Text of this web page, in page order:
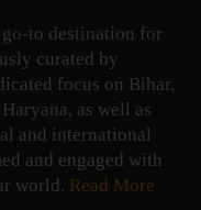
to destination for
curated by
focus on Bihar,
as well as
and international
and engaged with
world. Read More